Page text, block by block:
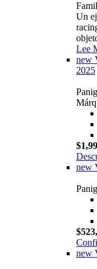
Un
Lee
new
2025
new
new